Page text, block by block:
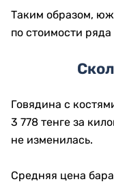
Таким образом,
по стоимости
Говядина с
3 778 тенге за
не изменилась.
Средняя цена